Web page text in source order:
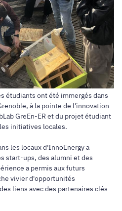
étudiants ont été immergés dans
à la pointe de l'innovation
GreEn-ER et du projet étudiant
initiatives locales.
les locaux d'InnoEnergy a
start-ups, des alumni et des
a permis aux futurs
vivier d'opportunités
liens avec des partenaires clés